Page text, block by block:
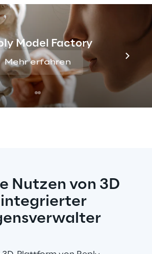
Model Factory
Mehr erfahren
Nutzen von 3D
integrierter